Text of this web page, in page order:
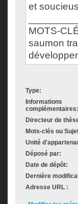
et
MOTS-
saumon
Type:
Informations
complémentaires:
Directeur de
Mots-clés ou
Unité
Déposé par:
Date de dépôt:
Dernière
Adresse URL :